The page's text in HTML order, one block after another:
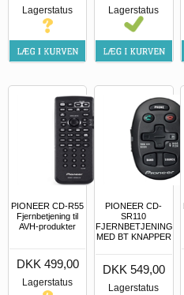
Lagerstatus Lagerstatus
PIONEER CD-R55
Fjernbetjening til
AVH-produkter
DKK 499,00
Lagerstatus
PIONEER CD-
SR110
FJERNBETJENING
MED BT KNAPPER
DKK 549,00
Lagerstatus